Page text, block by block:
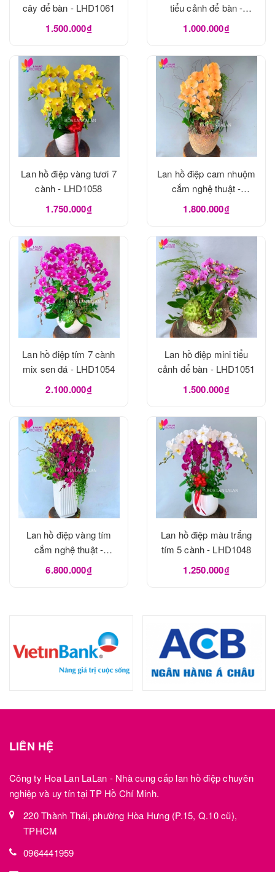
cây để bàn - LHD1061
1.500.000₫
tiểu cảnh để bàn -
LHD1060
1.000.000₫
Lan hồ điệp vàng tươi 7
cành - LHD1058
1.750.000₫
Lan hồ điệp cam nhuộm
cắm nghệ thuật -
LHD1056
1.800.000₫
Lan hồ điệp tím 7 cành
mix sen đá - LHD1054
2.100.000₫
Lan hồ điệp mini tiểu
cảnh để bàn - LHD1051
1.500.000₫
Lan hồ điệp vàng tím
cắm nghệ thuật -
LHD1049
6.800.000₫
Lan hồ điệp màu trắng
tím 5 cành - LHD1048
1.250.000₫
LIÊN HỆ
Công ty Hoa Lan LaLan - Nhà cung cấp lan hồ điệp chuyên
nghiệp và uy tín tại TP Hồ Chí Minh.
220 Thành Thái, phường Hòa Hưng (P.15, Q.10 cũ),
TPHCM
0964441959